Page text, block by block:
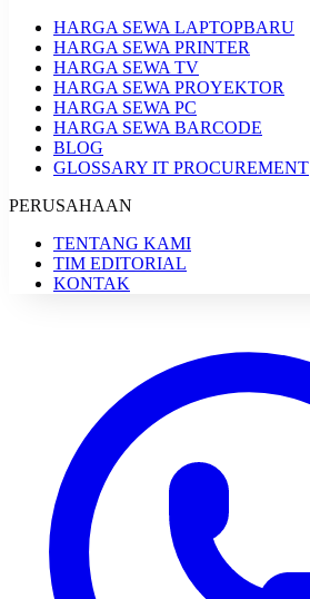
HARGA SEWA LAPTOPBARU
HARGA SEWA PRINTER
HARGA SEWA TV
HARGA SEWA PROYEKTOR
HARGA SEWA PC
HARGA SEWA BARCODE
BLOG
GLOSSARY IT PROCUREMENT
PERUSAHAAN
TENTANG KAMI
TIM EDITORIAL
KONTAK